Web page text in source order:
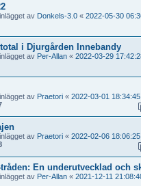
av Donkels-3.0 « 2022-05-30
i Djurgården Innebandy
av Per-Allan « 2022-03-29
av Praetori « 2022-03-01 18:34:45
av Praetori « 2022-02-06 18:06:25
tråden: En underutvecklad och
av Per-Allan « 2021-12-11